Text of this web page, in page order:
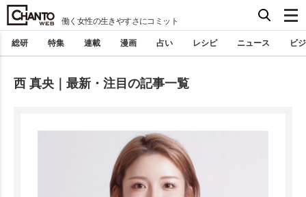
働く女性の生きやすさにコミット
総研 特集 連載 漫画 占い レシピ ニュース ビ
西 真央｜最新・注目の記事一覧